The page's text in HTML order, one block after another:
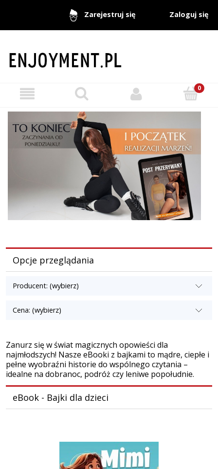
Zarejestruj się Zaloguj się
Opcje przeglądania
Producent: (wybierz)
Cena: (wybierz)
Zanurz się w świat magicznych opowieści dla
najmłodszych! Nasze eBooki z bajkami to mądre, ciepłe i
pełne wyobraźni historie do wspólnego czytania –
idealne na dobranoc, podróż czy leniwe popołudnie.
eBook - Bajki dla dzieci